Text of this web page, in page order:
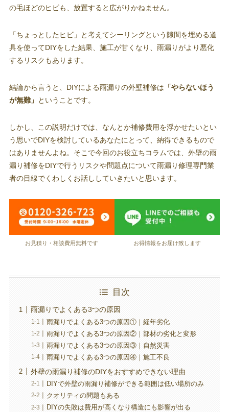
の毛ほどのヒビも、放置すると広がりかねません。
「ちょっとしたヒビ」と考えてシーリングという隙間を埋める道
具を使ってDIYをした結果、施工が甘くなり、雨漏りがより悪化
するリスクもあります。
結論から言うと、DIYによる雨漏りの外壁補修は 「やらないほう
が無難」 ということです。
しかし、この説明だけでは、なんとか補修費用を浮かせたいとい
う思いでDIYを検討しているあなたにとって、納得できるもので
はありませんよね。そこで今回のお役立ちコラムでは、外壁の雨
漏り補修をDIYで行うリスクや問題点について雨漏り修理専門業
者の目線でくわしくお話ししていきたいと思います。
お見積り・相談費用無料です お得情報をお届け致します
目次
雨漏りでよくある3つの原因
雨漏りでよくある3つの原因①｜経年劣化
雨漏りでよくある3つの原因②｜部材の劣化と変形
雨漏りでよくある3つの原因③｜自然災害
雨漏りでよくある3つの原因④｜施工不良
外壁の雨漏り補修のDIYをおすすめできない理由
DIYで外壁の雨漏り補修ができる範囲は低い場所のみ
クオリティの問題もある
DIYの失敗は費用が高くなり構造にも影響が出る